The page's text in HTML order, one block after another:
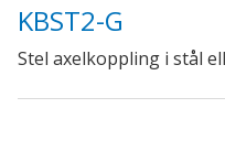
KBST2-G
Stel axelkoppling i stål